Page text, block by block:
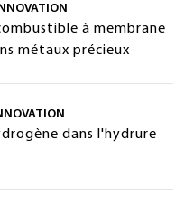
à membrane
métaux précieux
dans l'hydrure